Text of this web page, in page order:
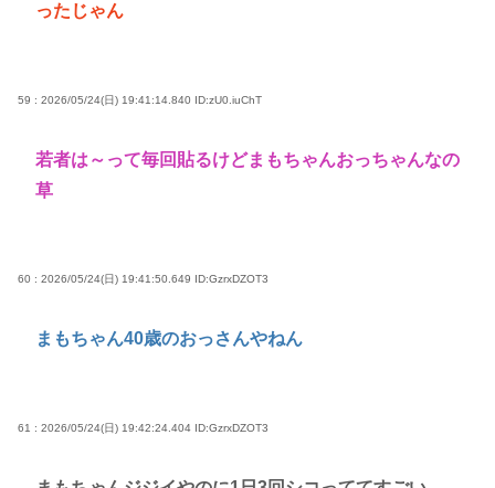
ったじゃん
59 : 2026/05/24(日) 19:41:14.840 ID:zU0.iuChT
若者は～って毎回貼るけどまもちゃんおっちゃんなの
草
60 : 2026/05/24(日) 19:41:50.649 ID:GzrxDZOT3
まもちゃん40歳のおっさんやねん
61 : 2026/05/24(日) 19:42:24.404 ID:GzrxDZOT3